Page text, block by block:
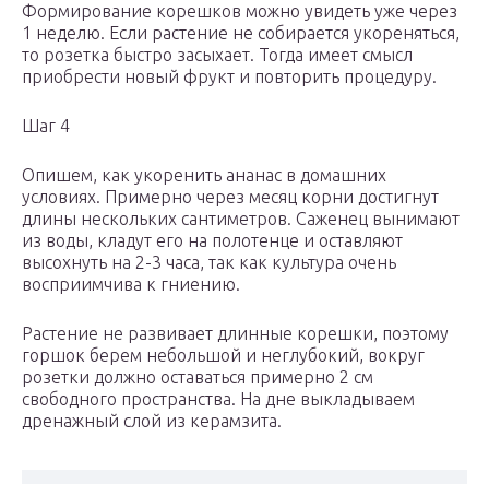
Формирование корешков можно увидеть уже через
1 неделю. Если растение не собирается укореняться,
то розетка быстро засыхает. Тогда имеет смысл
приобрести новый фрукт и повторить процедуру.
Шаг 4
Опишем, как укоренить ананас в домашних
условиях. Примерно через месяц корни достигнут
длины нескольких сантиметров. Саженец вынимают
из воды, кладут его на полотенце и оставляют
высохнуть на 2-3 часа, так как культура очень
восприимчива к гниению.
Растение не развивает длинные корешки, поэтому
горшок берем небольшой и неглубокий, вокруг
розетки должно оставаться примерно 2 см
свободного пространства. На дне выкладываем
дренажный слой из керамзита.